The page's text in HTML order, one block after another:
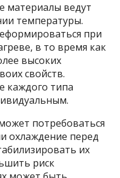
материалы ведут
температуры.
при
в то время как
высоких
свойств.
каждого типа
потребоваться
охлаждение перед
их
риск